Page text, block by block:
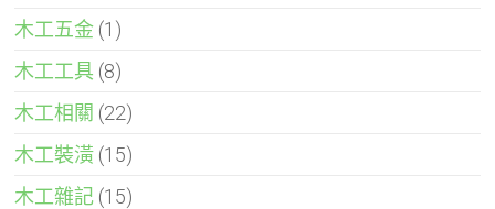
木工五金 (1)
木工工具 (8)
木工相關 (22)
木工裝潢 (15)
木工雜記 (15)